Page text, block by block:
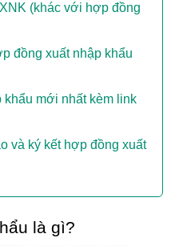
(khác với hợp đồng
đồng xuất nhập khẩu
khẩu mới nhất kèm link
và ký kết hợp đồng xuất
là gì?